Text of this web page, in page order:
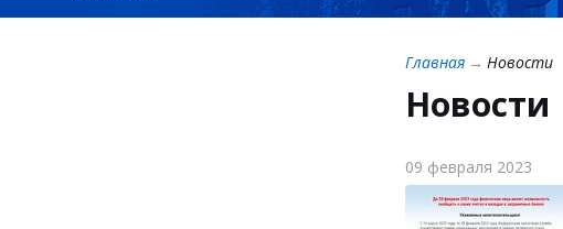
Главная → Новости
Новости
09 февраля 2023